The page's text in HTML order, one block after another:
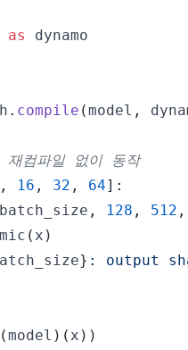
as
. compile (model ,
컴파일 없이 동작
, 16 , 32 , 64] :
batch_size , 128 , 512 ,
( x )
} : output
(model ) ( x ) )